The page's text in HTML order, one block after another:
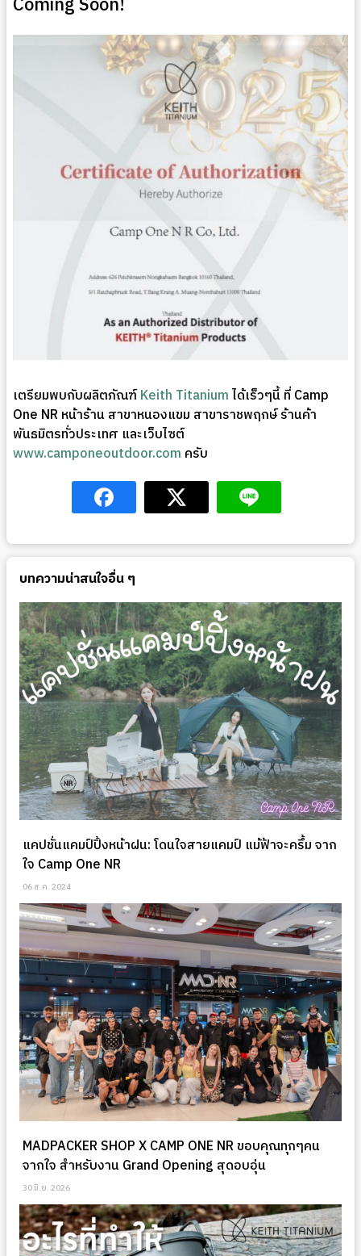
เตรียมพบกับผลิตภัณฑ์Keith Titaniumได้เร็วๆนี้ ที่ Camp
One NR หน้าร้าน สาขาหนองแขม สาขาราชพฤกษ์ ร้านค้า
พันธมิตรทั่วประเทศ และเว็บไซต์
www.camponeoutdoor.com ครับ
บทความน่าสนใจอื่น ๆ
แคปชั่นแคมป์ปิ้งหน้าฝน: โดนใจสายแคมป์ แม้ฟ้าจะครึ้ม จาก
ใจ Camp One NR
06 ส.ค. 2024
MADPACKER SHOP X CAMP ONE NR ขอบคุณทุกๆคน
จากใจ สำหรับงาน Grand Opening สุดอบอุ่น
30 มิ.ย. 2026